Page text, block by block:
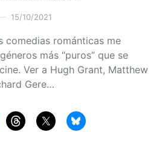
15/10/2021
comedias románticas me
más “puros” que se
Ver a Hugh Grant, Matthew
Gere…